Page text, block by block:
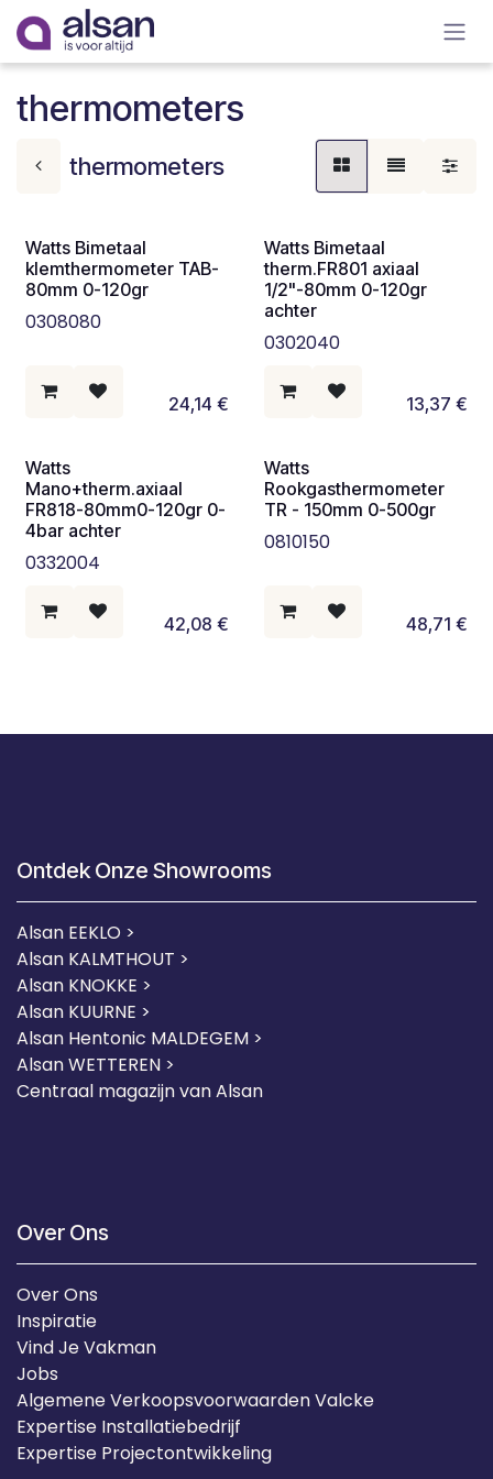
Overslaan naar inhoud
thermometers
thermometers
Watts Bimetaal
klemthermometer TAB-
80mm 0-120gr
0308080
24,14 €
Watts Bimetaal
therm.FR801 axiaal
1/2"-80mm 0-120gr
achter
0302040
13,37 €
Watts
Mano+therm.axiaal
FR818-80mm0-120gr 0-
4bar achter
0332004
42,08 €
Watts
Rookgasthermometer
TR - 150mm 0-500gr
0810150
48,71 €
Ontdek Onze Showrooms
Alsan EEKLO >
Alsan KALMTHOUT >
Alsan KNOKKE >
Alsan KUURNE >
Alsan Hentonic MALDEGEM >
Alsan WETTEREN >
Centraal magazijn van Alsan
Over Ons
Over Ons
Inspiratie
Vind Je Vakman
Jobs
Algemene Verkoopsvoorwaarden Valcke
Expertise Installatiebedrijf
Expertise Projectontwikkeling